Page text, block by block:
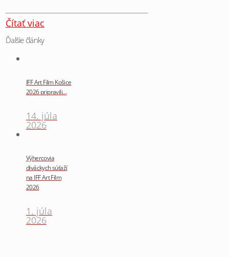
Čítať viac
Ďalšie články
IFF Art Film Košice
2026 pripravili…
14. júla
2026
Výhercovia
diváckych súťaží
na IFF Art Film
2026
1. júla
2026